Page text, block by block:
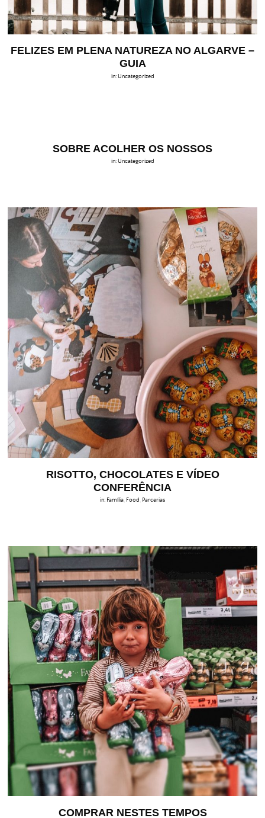
FELIZES EM PLENA NATUREZA NO ALGARVE –
GUIA
in: Uncategorized
SOBRE ACOLHER OS NOSSOS
in: Uncategorized
RISOTTO, CHOCOLATES E VÍDEO
CONFERÊNCIA
in: Família Food Parcerias
COMPRAR NESTES TEMPOS